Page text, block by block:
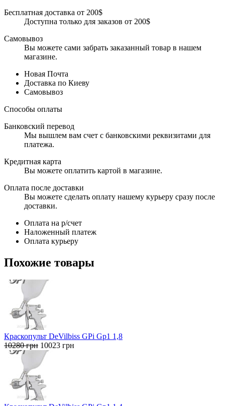
Бесплатная доставка от 200$
Доступна только для заказов от 200$
Самовывоз
Вы можете сами забрать заказанный товар в нашем
магазине.
Новая Почта
Доставка по Киеву
Самовывоз
Способы оплаты
Банковский перевод
Мы вышлем вам счет с банковскими реквизитами для
платежа.
Кредитная карта
Вы можете оплатить картой в магазине.
Оплата после доставки
Вы можете сделать оплату нашему курьеру сразу после
доставки.
Оплата на р/счет
Наложенный платеж
Оплата курьеру
Похожие товары
Краскопульт DeVilbiss GPi Gp1 1,8
10280грн Первоначальная
цена
составляла
10023 грн